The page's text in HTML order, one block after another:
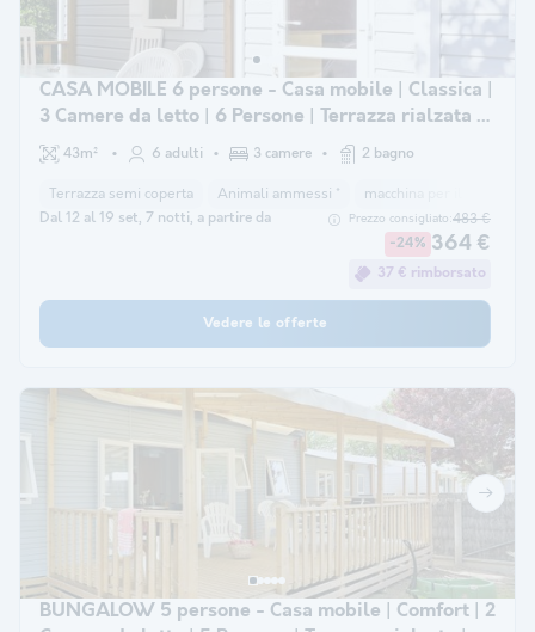
CASA MOBILE 6 persone - Casa mobile | Classica |
3 Camere da letto | 6 Persone | Terrazza rialzata |
2 bagni
43m² 6 adulti 3 camere 2 bagno
Terrazza semi coperta Animali ammessi * macchina per il caffè
Dal 12 al 19 set, 7 notti, a partire da Prezzo consigliato:483 €
-24% 364 €
37 € rimborsato
Vedere le offerte
BUNGALOW 5 persone - Casa mobile | Comfort | 2